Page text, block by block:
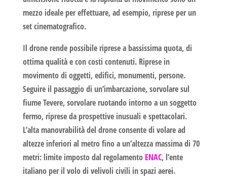
mezzo ideale per effettuare, ad esempio, riprese per un
set cinematografico.
Il drone rende possibile riprese a bassissima quota, di
ottima qualità e con costi contenuti. Riprese in
movimento di oggetti, edifici, monumenti, persone.
Seguire il passaggio di un’imbarcazione, sorvolare sul
fiume Tevere,sorvolare ruotando intorno a un soggetto
fermo, riprese da prospettive inusuali e spettacolari.
L’alta manovrabilità del drone consente di volare ad
altezze inferiori al metro fino a un’altezza massima di 70
metri: limite imposto dal regolamento ENAC, l’ente
italiano per il volo di velivoli civili in spazi aerei.